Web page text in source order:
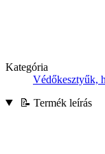
Kategória
Védőkesztyűk,
📝 Termék leírás